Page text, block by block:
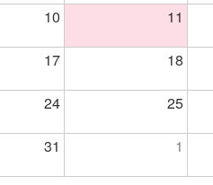
10 11
17 18
24 25
31 1